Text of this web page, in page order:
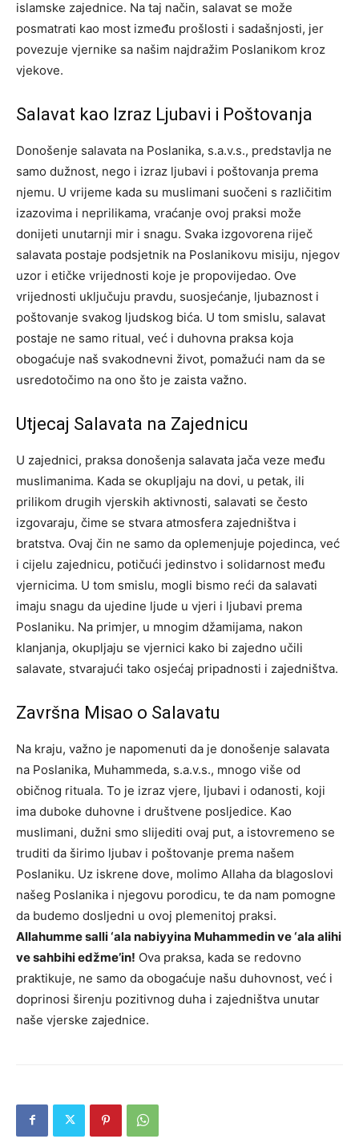
islamske zajednice. Na taj način, salavat se može
posmatrati kao most između prošlosti i sadašnjosti, jer
povezuje vjernike sa našim najdražim Poslanikom kroz
vjekove.
Salavat kao Izraz Ljubavi i Poštovanja
Donošenje salavata na Poslanika, s.a.v.s., predstavlja ne
samo dužnost, nego i izraz ljubavi i poštovanja prema
njemu. U vrijeme kada su muslimani suočeni s različitim
izazovima i neprilikama, vraćanje ovoj praksi može
donijeti unutarnji mir i snagu. Svaka izgovorena riječ
salavata postaje podsjetnik na Poslanikovu misiju, njegov
uzor i etičke vrijednosti koje je propovijedao. Ove
vrijednosti uključuju pravdu, suosjećanje, ljubaznost i
poštovanje svakog ljudskog bića. U tom smislu, salavat
postaje ne samo ritual, već i duhovna praksa koja
obogaćuje naš svakodnevni život, pomažući nam da se
usredotočimo na ono što je zaista važno.
Utjecaj Salavata na Zajednicu
U zajednici, praksa donošenja salavata jača veze među
muslimanima. Kada se okupljaju na dovi, u petak, ili
prilikom drugih vjerskih aktivnosti, salavati se često
izgovaraju, čime se stvara atmosfera zajedništva i
bratstva. Ovaj čin ne samo da oplemenjuje pojedinca, već
i cijelu zajednicu, potičući jedinstvo i solidarnost među
vjernicima. U tom smislu, mogli bismo reći da salavati
imaju snagu da ujedine ljude u vjeri i ljubavi prema
Poslaniku. Na primjer, u mnogim džamijama, nakon
klanjanja, okupljaju se vjernici kako bi zajedno učili
salavate, stvarajući tako osjećaj pripadnosti i zajedništva.
Završna Misao o Salavatu
Na kraju, važno je napomenuti da je donošenje salavata
na Poslanika, Muhammeda, s.a.v.s., mnogo više od
običnog rituala. To je izraz vjere, ljubavi i odanosti, koji
ima duboke duhovne i društvene posljedice. Kao
muslimani, dužni smo slijediti ovaj put, a istovremeno se
truditi da širimo ljubav i poštovanje prema našem
Poslaniku. Uz iskrene dove, molimo Allaha da blagoslovi
našeg Poslanika i njegovu porodicu, te da nam pomogne
da budemo dosljedni u ovoj plemenitoj praksi.
Allahumme salli ‘ala nabiyyina Muhammedin ve ‘ala alihi
ve sahbihi edžme’in! Ova praksa, kada se redovno
praktikuje, ne samo da obogaćuje našu duhovnost, već i
doprinosi širenju pozitivnog duha i zajedništva unutar
naše vjerske zajednice.